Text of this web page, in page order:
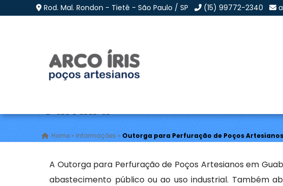
Rod. Mal. Rondon - Tietê - São Paulo / SP (15) 99772-2340
Outorga para Perfuração
Curitiba
Home »Informações » Outorga para Perfuração de Poços
A Outorga para Perfuração de Poços Artesianos em
abastecimento público ou ao uso industrial. Também